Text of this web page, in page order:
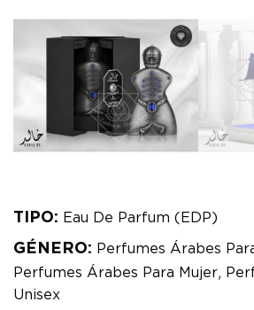
TIPO: Eau De Parfum (EDP)
GÉNERO: Perfumes Árabes
Perfumes Árabes Para Mujer,
Unisex